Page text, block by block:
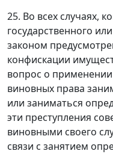
25. Во всех случаях,
государственного
законом
конфискации
вопрос о
виновных права
или заниматься
эти преступления
виновными своего
связи с занятием